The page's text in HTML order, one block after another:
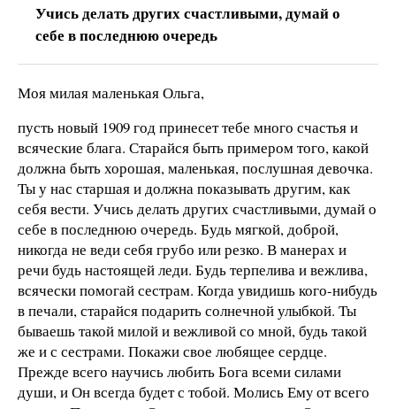
Учись делать других счастливыми, думай о
себе в последнюю очередь
Моя милая маленькая Ольга,
пусть новый 1909 год принесет тебе много счастья и
всяческие блага. Старайся быть примером того, какой
должна быть хорошая, маленькая, послушная девочка.
Ты у нас старшая и должна показывать другим, как
себя вести. Учись делать других счастливыми, думай о
себе в последнюю очередь. Будь мягкой, доброй,
никогда не веди себя грубо или резко. В манерах и
речи будь настоящей леди. Будь терпелива и вежлива,
всячески помогай сестрам. Когда увидишь кого-нибудь
в печали, старайся подарить солнечной улыбкой. Ты
бываешь такой милой и вежливой со мной, будь такой
же и с сестрами. Покажи свое любящее сердце.
Прежде всего научись любить Бога всеми силами
души, и Он всегда будет с тобой. Молись Емy от всего